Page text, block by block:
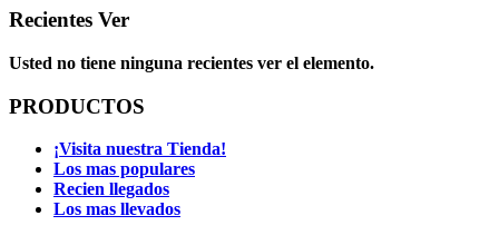
Recientes Ver
Usted no tiene ninguna recientes ver el elemento.
PRODUCTOS
¡Visita nuestra Tienda!
Los mas populares
Recien llegados
Los mas llevados